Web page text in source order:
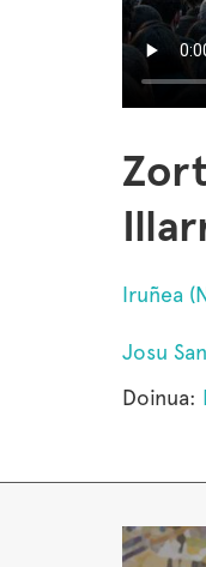
Iruñea
Josu
Doinua: